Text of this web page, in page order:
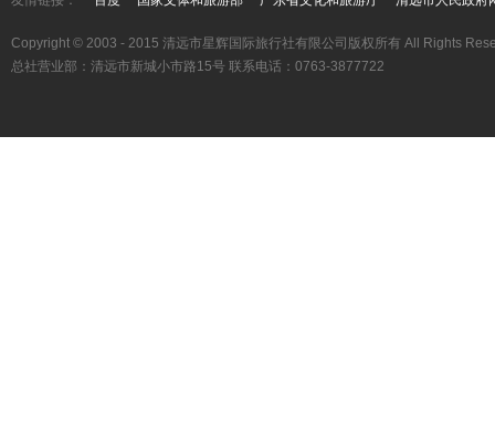
Copyright © 2003 - 2015 清远市星辉国际旅行社有限公司版权所有 All Rights
总社营业部：清远市新城小市路15号 联系电话：0763-3877722